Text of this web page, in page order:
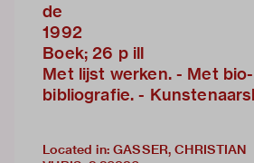
de
1992
Boek; 26 p ill
Met lijst werken. - Met
bibliografie. -
Located in: GASSER, CHRISTIAN